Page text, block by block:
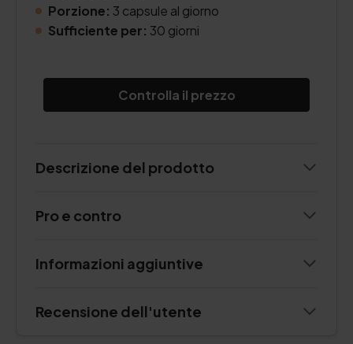
Porzione: 3 capsule al giorno
Sufficiente per: 30 giorni
Controlla il prezzo
Descrizione del prodotto
Pro e contro
Informazioni aggiuntive
Recensione dell'utente